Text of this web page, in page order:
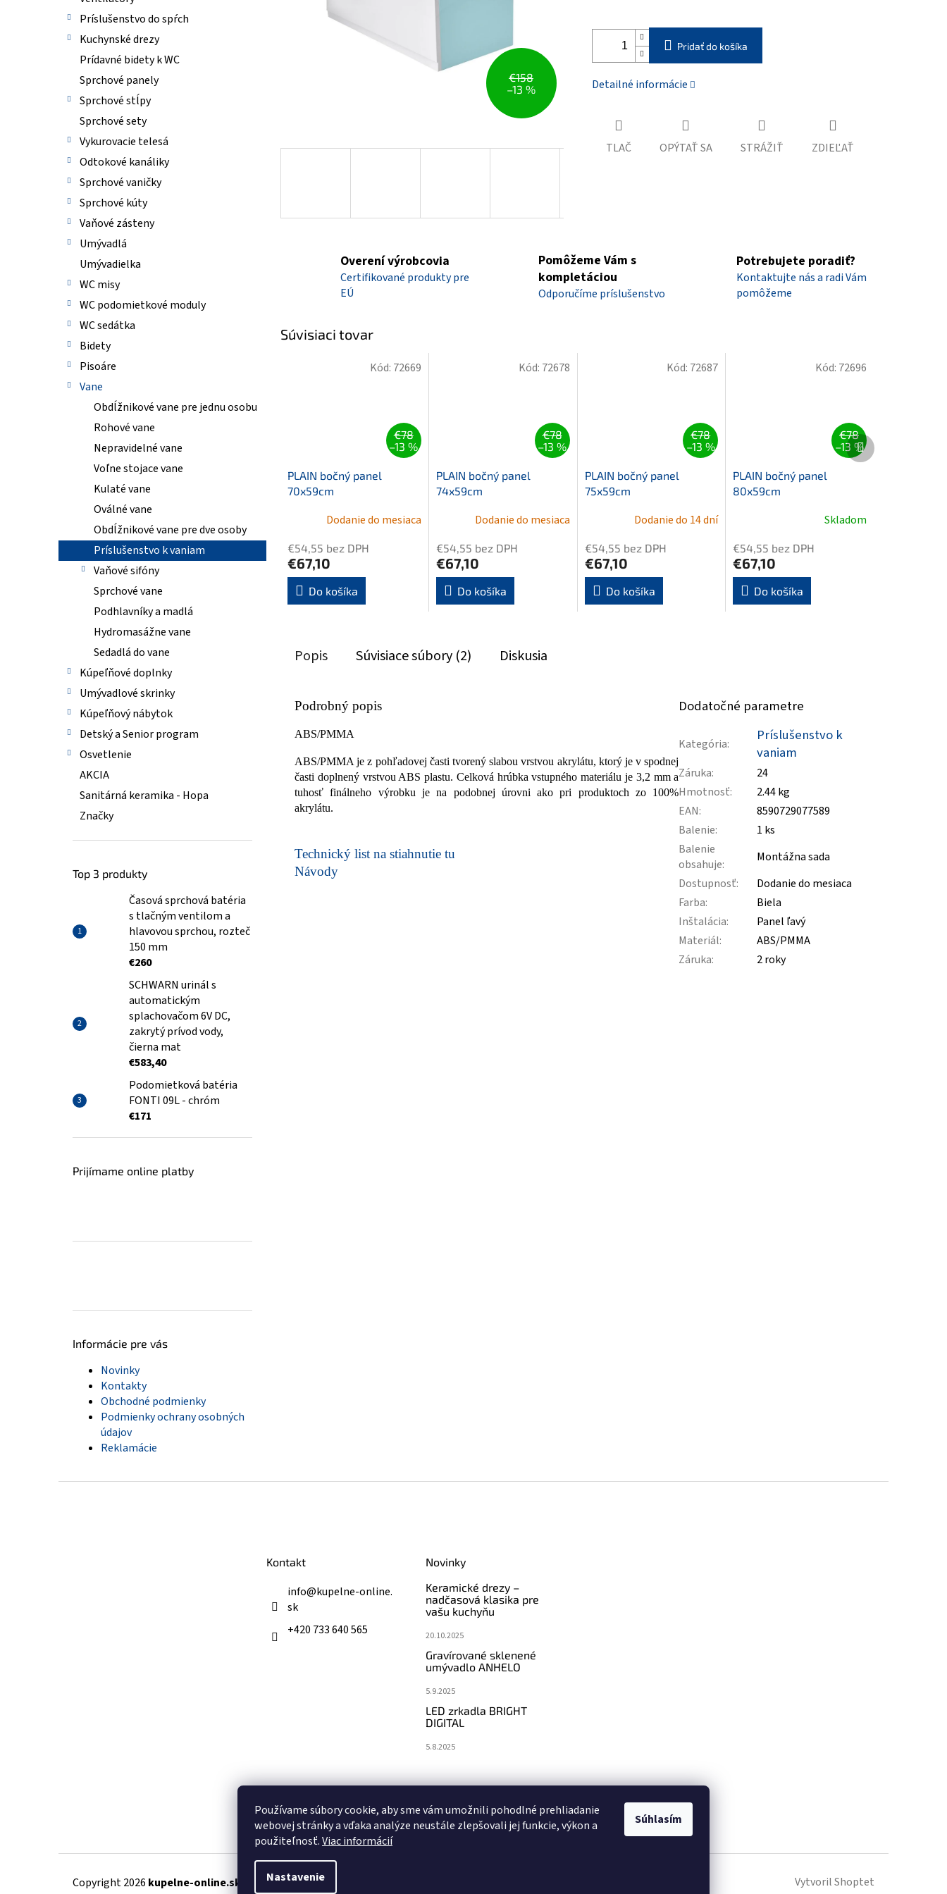
Používame súbory cookie, aby sme vám umožnili pohodlné prehliadanie
webovej stránky a vďaka analýze neustále zlepšovali jej funkcie, výkon a
použiteľnosť.Viac informácií
Nastavenie
Súhlasím
Príslušenstvo do spŕch
Kuchynské drezy
Prídavné bidety k WC
Sprchové panely
Sprchové stĺpy
Sprchové sety
Vykurovacie telesá
Odtokové kanáliky
Sprchové vaničky
Sprchové kúty
Vaňové zásteny
Umývadlá
Umývadielka
WC misy
WC podomietkové moduly
WC sedátka
Bidety
Pisoáre
Vane
Obdĺžnikové vane pre jednu osobu
Rohové vane
Nepravidelné vane
Voľne stojace vane
Kulaté vane
Oválné vane
Obdĺžnikové vane pre dve osoby
Príslušenstvo k vaniam
Vaňové sifóny
Sprchové vane
Podhlavníky a madlá
Hydromasážne vane
Sedadlá do vane
Kúpeľňové doplnky
Umývadlové skrinky
Kúpeľňový nábytok
Detský a Senior program
Osvetlenie
AKCIA
Sanitárná keramika - Hopa
Značky
Top 3 produkty
Časová sprchová batéria
s tlačným ventilom a
hlavovou sprchou, rozteč
150 mm
€260
SCHWARN urinál s
automatickým
splachovačom 6V DC,
zakrytý prívod vody,
čierna mat
€583,40
Podomietková batéria
FONTI 09L - chróm
€171
Prijímame online platby
Informácie pre vás
Novinky
Kontakty
Obchodné podmienky
Podmienky ochrany osobných
údajov
Reklamácie
€158
–13 %
Pridať do košíka
Detailné informácie
TLAČ OPÝTAŤ SA STRÁŽIŤ ZDIEĽAŤ
Overení výrobcovia
Certifikované produkty pre
EÚ
Pomôžeme Vám s
kompletáciou
Odporučíme príslušenstvo
Potrebujete poradiť?
Kontaktujte nás a radi Vám
pomôžeme
Súvisiaci tovar
€78
–13 %
PLAIN bočný panel
70x59cm
Dodanie do mesiaca
€54,55 bez DPH
€67,10
Do košíka
Kód: 72669
€78
–13 %
PLAIN bočný panel
74x59cm
Dodanie do mesiaca
€54,55 bez DPH
€67,10
Do košíka
Kód: 72678
€78
–13 %
PLAIN bočný panel
75x59cm
Dodanie do 14 dní
€54,55 bez DPH
€67,10
Do košíka
Kód: 72687
€78
–13 %
PLAIN bočný panel
80x59cm
Skladom
€54,55 bez DPH
€67,10
Do košíka
Kód: 72696
Ďalší
produkt
Popis Súvisiace súbory (2) Diskusia
Podrobný popis
ABS/PMMA
ABS/PMMA je z pohľadovej časti tvorený slabou vrstvou akrylátu, ktorý je v spodnej
časti doplnený vrstvou ABS plastu. Celková hrúbka vstupného materiálu je 3,2 mm a
tuhosť finálneho výrobku je na podobnej úrovni ako pri produktoch zo 100%
akrylátu.
Technický list na stiahnutie tu
Návody
Dodatočné parametre
Kategória:
Príslušenstvo k
vaniam
Záruka:
24
Hmotnosť:
2.44 kg
EAN:
8590729077589
Balenie:
1 ks
Balenie
obsahuje:
Montážna sada
Dostupnosť:
Dodanie do mesiaca
Farba:
Biela
Inštalácia:
Panel ľavý
Materiál:
ABS/PMMA
Záruka: 2 roky
Kontakt
info@kupelne-online.
sk
+420 733 640 565
Novinky
Keramické drezy –
nadčasová klasika pre
vašu kuchyňu
20.10.2025
Gravírované sklenené
umývadlo ANHELO
5.9.2025
LED zrkadla BRIGHT
DIGITAL
5.8.2025
Vytvoril Shoptet
Copyright 2026 kupelne-online.sk . Všetky práva vyhradené.